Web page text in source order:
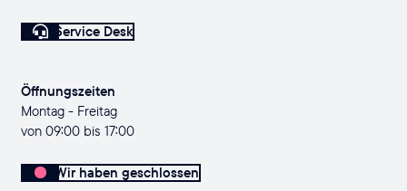
Service Desk
Öffnungszeiten
Montag - Freitag
von 09:00 bis 17:00
Wir haben geschlossen